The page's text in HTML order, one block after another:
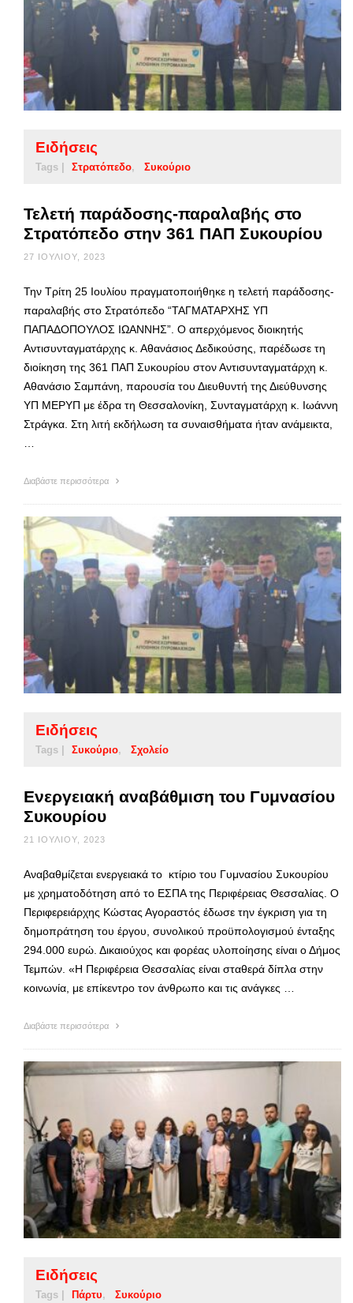
Ειδήσεις
Tags | Στρατόπεδο Συκούριο
Τελετή παράδοσης-παραλαβής στο
Στρατόπεδο στην 361 ΠΑΠ Συκουρίου
27 ΙΟΥΛΊΟΥ, 2023
Την Τρίτη 25 Ιουλίου πραγματοποιήθηκε η τελετή παράδοσης-
παραλαβής στο Στρατόπεδο “ΤΑΓΜΑΤΑΡΧΗΣ ΥΠ
ΠΑΠΑΔΟΠΟΥΛΟΣ ΙΩΑΝΝΗΣ”. Ο απερχόμενος διοικητής
Αντισυνταγματάρχης κ. Αθανάσιος Δεδικούσης, παρέδωσε τη
διοίκηση της 361 ΠΑΠ Συκουρίου στον Αντισυνταγματάρχη κ.
Αθανάσιο Σαμπάνη, παρουσία του Διευθυντή της Διεύθυνσης
ΥΠ ΜΕΡΥΠ με έδρα τη Θεσσαλονίκη, Συνταγματάρχη κ. Ιωάννη
Στράγκα. Στη λιτή εκδήλωση τα συναισθήματα ήταν ανάμεικτα,
Διαβάστε περισσότερα
Ειδήσεις
Tags | Συκούριο Σχολείο
Ενεργειακή αναβάθμιση του Γυμνασίου
Συκουρίου
21 ΙΟΥΛΊΟΥ, 2023
Αναβαθμίζεται ενεργειακά το κτίριο του Γυμνασίου Συκουρίου
με χρηματοδότηση από το ΕΣΠΑ της Περιφέρειας Θεσσαλίας. Ο
Περιφερειάρχης Κώστας Αγοραστός έδωσε την έγκριση για τη
δημοπράτηση του έργου, συνολικού προϋπολογισμού ένταξης
294.000 ευρώ. Δικαιούχος και φορέας υλοποίησης είναι ο Δήμος
Τεμπών. «Η Περιφέρεια Θεσσαλίας είναι σταθερά δίπλα στην
κοινωνία, με επίκεντρο τον άνθρωπο και τις ανάγκες …
Διαβάστε περισσότερα
Ειδήσεις
Tags | Πάρτυ Συκούριο